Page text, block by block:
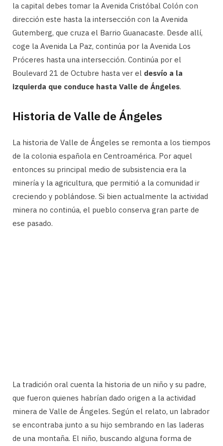
la capital debes tomar la Avenida Cristóbal Colón con
dirección este hasta la intersección con la Avenida
Gutemberg, que cruza el Barrio Guanacaste. Desde allí,
coge la Avenida La Paz, continúa por la Avenida Los
Próceres hasta una intersección. Continúa por el
Boulevard 21 de Octubre hasta ver el desvío a la
izquierda que conduce hasta Valle de Ángeles.
Historia de Valle de Ángeles
La historia de Valle de Ángeles se remonta a los tiempos
de la colonia española en Centroamérica. Por aquel
entonces su principal medio de subsistencia era la
minería y la agricultura, que permitió a la comunidad ir
creciendo y poblándose. Si bien actualmente la actividad
minera no continúa, el pueblo conserva gran parte de
ese pasado.
La tradición oral cuenta la historia de un niño y su padre,
que fueron quienes habrían dado origen a la actividad
minera de Valle de Ángeles. Según el relato, un labrador
se encontraba junto a su hijo sembrando en las laderas
de una montaña. El niño, buscando alguna forma de